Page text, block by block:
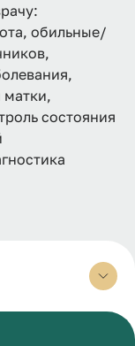
обильные/
состояния